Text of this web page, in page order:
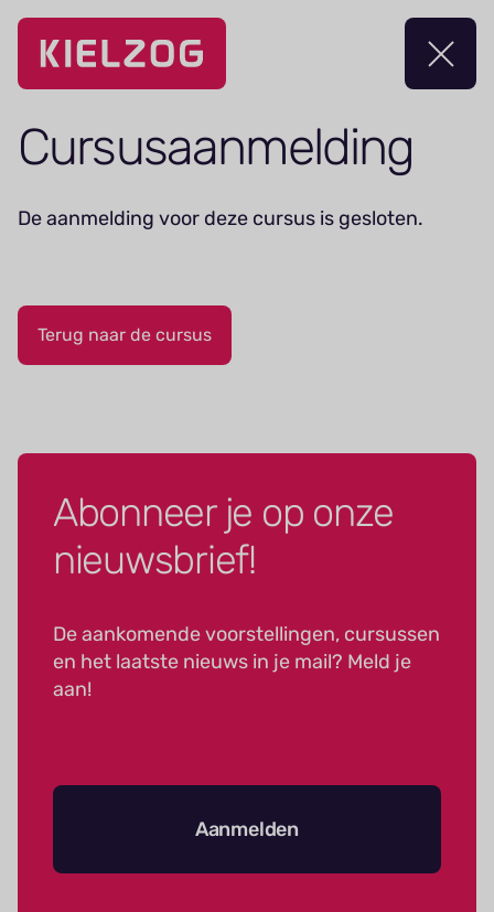
Navigatie
overslaan
Cursus­aanmelding
De aanmelding voor deze cursus is gesloten.
Terug naar de cursus
Abonneer je op onze
nieuwsbrief!
De aankomende voorstellingen, cursussen
en het laatste nieuws in je mail? Meld je
aan!
Aanmelden